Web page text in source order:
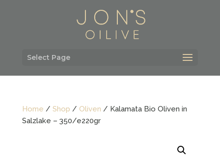
Select Page
Home / Shop / Oliven / Kalamata Bio Oliven in
Salzlake – 350/e220gr